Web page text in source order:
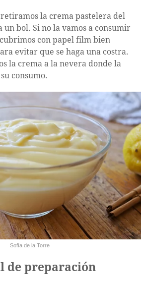
la crema pastelera del
un bol. Si no la vamos a consumir
con papel film bien
evitar que se haga una costra.
la crema a la nevera donde la
consumo.
Sofía de la Torre
de preparación